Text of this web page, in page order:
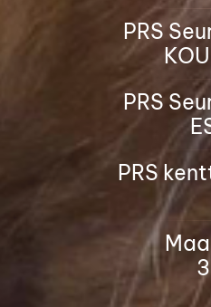
PRS
PRS
PRS